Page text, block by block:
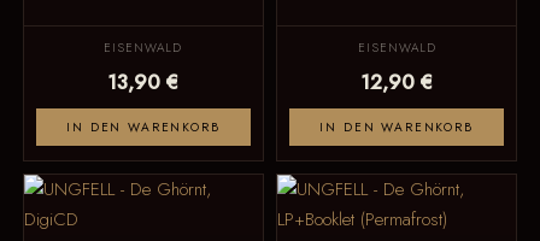
EISENWALD
13,90 €
IN DEN WARENKORB
EISENWALD
12,90 €
IN DEN WARENKORB